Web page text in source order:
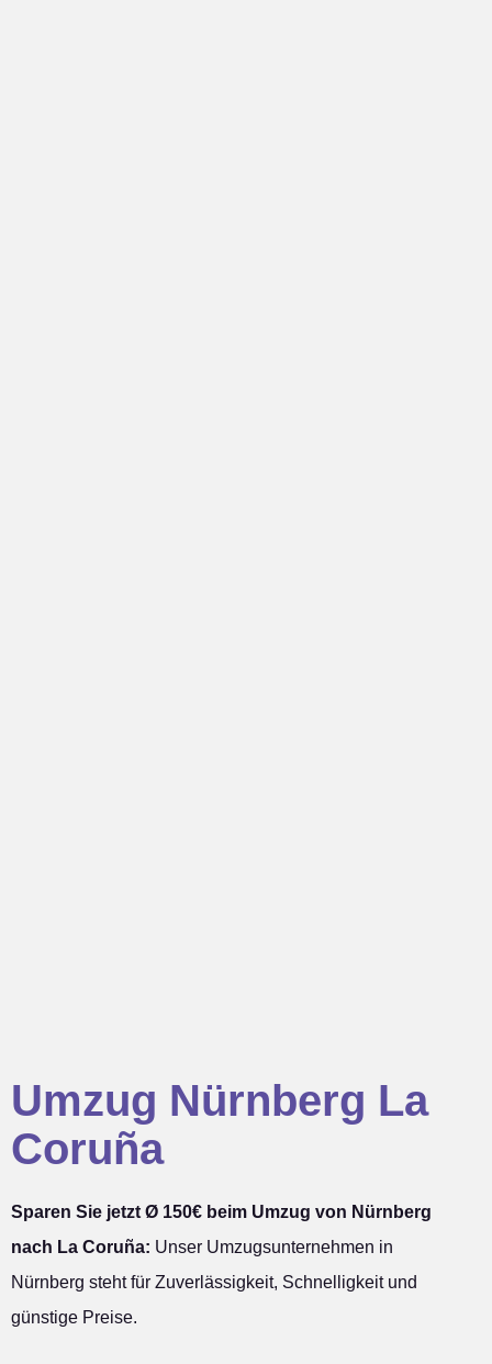
Umzug Nürnberg La
Coruña
Sparen Sie jetzt Ø 150€ beim Umzug von Nürnberg
nach La Coruña: Unser Umzugsunternehmen in
Nürnberg steht für Zuverlässigkeit, Schnelligkeit und
günstige Preise.